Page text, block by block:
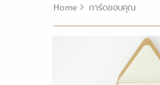
Home การ์ดขอบคุณ